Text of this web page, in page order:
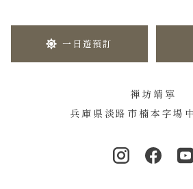
一日遊預訂
禅坊靖寧
兵庫県淡路市楠本字場